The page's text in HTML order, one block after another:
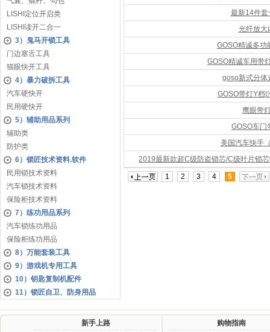
LISHI定位开启类
LISHI读开二合一
3）鬼马开锁工具
门边塞舌工具
猫眼快开工具
4）暴力破拆工具
汽车硬快开
民用硬快开
5）辅助用品系列
辅助类
防护类
6）锁匠技术资料.软件
民用锁技术资料
汽车锁技术资料
保险柜技术资料
7）练功用品系列
汽车锁练功用品
保险柜练功用品
8）万能套装工具
9）游戏机专用工具
10）钥匙复制机配件
11）锁匠自卫、防身用品
最新14件套
光纤放大
GOSO精诚多功
GOSO精诚车用带
goso新式分体
GOSO带灯Y档|
鹰眼带
GOSO车门
美国汽车快手
2019最新款超C级防盗锁芯/C级叶片锁
1 2 3 4 5
新手上路
购物指南